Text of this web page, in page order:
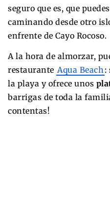
seguro que es, que
caminando desde otro
enfrente de Cayo Rocoso.
A la hora de almorzar,
restaurante Aqua Beach :
la playa y ofrece unos
barrigas de toda la
contentas!